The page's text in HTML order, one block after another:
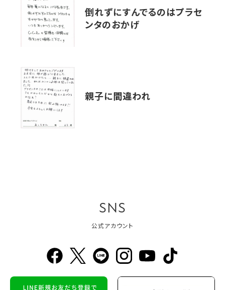
倒れずにすんでるのはプラセ
ンタのおかげ
親子に間違われ
SNS
公式アカウント